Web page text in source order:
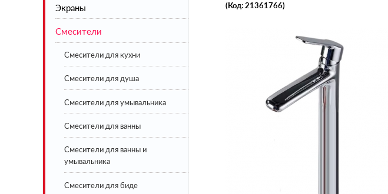
(Код:21361766)
Акриловые
Стальные
Чугунные
Искусственный камень
BLB
Lavinia Boho
Экраны
Экраны под ванну белые
Экраны под ванну цветные
Смесители
Смесители для кухни
Смесители для душа
Смесители для умывальника
Смесители для ванны
Смесители для ванны и
умывальника
Смесители для биде